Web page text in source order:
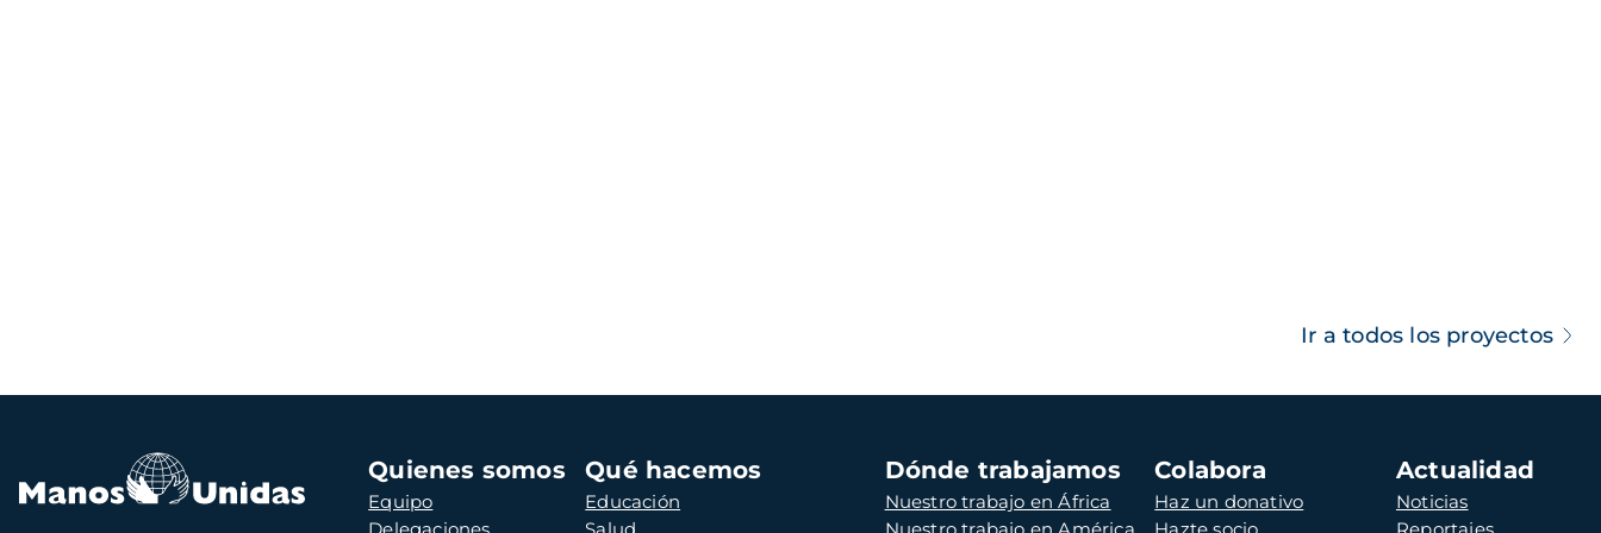
Ir a todos los proyectos
Navegación
principal
Quienes somos
Equipo
Qué hacemos
Educación
Dónde trabajamos
Nuestro trabajo en África
Colabora
Haz un donativo
Actualidad
Noticias